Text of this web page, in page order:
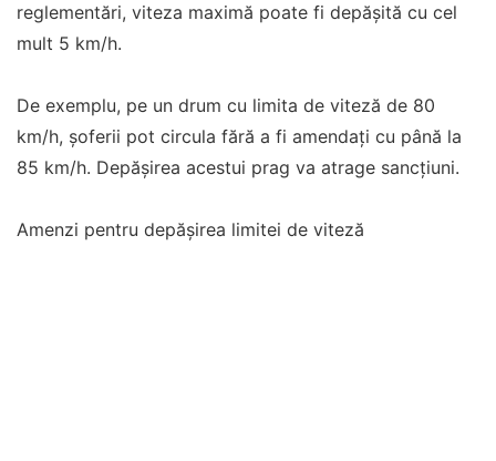
reglementări, viteza maximă poate fi depășită cu cel
mult 5 km/h.
De exemplu, pe un drum cu limita de viteză de 80
km/h, șoferii pot circula fără a fi amendați cu până la
85 km/h. Depășirea acestui prag va atrage sancțiuni.
Amenzi pentru depășirea limitei de viteză